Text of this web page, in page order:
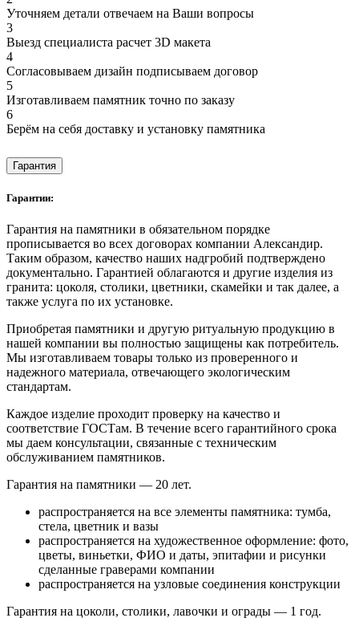
Уточняем детали отвечаем на Ваши вопросы
3
Выезд специалиста расчет 3D макета
4
Согласовываем дизайн подписываем договор
5
Изготавливаем памятник точно по заказу
6
Берём на себя доставку и установку памятника
Гарантия
Гарантии:
Гарантия на памятники в обязательном порядке
прописывается во всех договорах компании Александир.
Таким образом, качество наших надгробий подтверждено
документально. Гарантией облагаются и другие изделия из
гранита: цоколя, столики, цветники, скамейки и так далее, а
также услуга по их установке.
Приобретая памятники и другую ритуальную продукцию в
нашей компании вы полностью защищены как потребитель.
Мы изготавливаем товары только из проверенного и
надежного материала, отвечающего экологическим
стандартам.
Каждое изделие проходит проверку на качество и
соответствие ГОСТам. В течение всего гарантийного срока
мы даем консультации, связанные с техническим
обслуживанием памятников.
Гарантия на памятники — 20 лет.
распространяется на все элементы памятника: тумба,
стела, цветник и вазы
распространяется на художественное оформление: фото,
цветы, виньетки, ФИО и даты, эпитафии и рисунки
сделанные граверами компании
распространяется на узловые соединения конструкции
Гарантия на цоколи, столики, лавочки и ограды — 1 год.